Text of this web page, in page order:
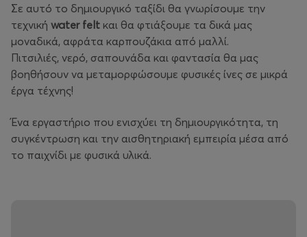
Σε αυτό το δημιουργικό ταξίδι θα γνωρίσουμε την
τεχνική water felt και θα φτιάξουμε τα δικά μας
μοναδικά, αφράτα καρπουζάκια από μαλλί.
Πιτσιλιές, νερό, σαπουνάδα και φαντασία θα μας
βοηθήσουν να μεταμορφώσουμε φυσικές ίνες σε μικρά
έργα τέχνης!
Ένα εργαστήριο που ενισχύει τη δημιουργικότητα, τη
συγκέντρωση και την αισθητηριακή εμπειρία μέσα από
το παιχνίδι με φυσικά υλικά.